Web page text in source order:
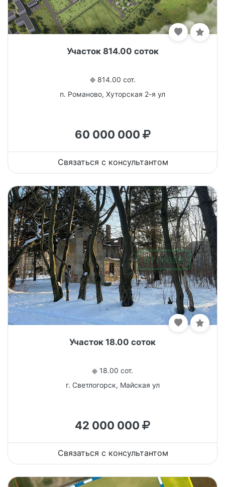
Участок 814.00 соток
814.00 сот.
п. Романово, Хуторская 2-я ул
60 000 000
Связаться с консультантом
Участок 18.00 соток
18.00 сот.
г. Светлогорск, Майская ул
42 000 000
Связаться с консультантом